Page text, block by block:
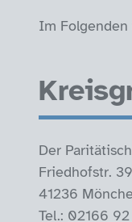
Im
Der
Friedhofstr. 39
41236
Tel.: 02166